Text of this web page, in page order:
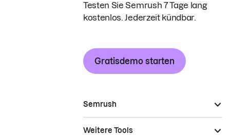
Testen Sie Semrush 7 Tage lang
kostenlos. Jederzeit kündbar.
Gratisdemo starten
Semrush
Weitere Tools